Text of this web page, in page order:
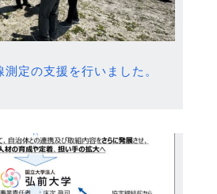
定の支援を行いました。